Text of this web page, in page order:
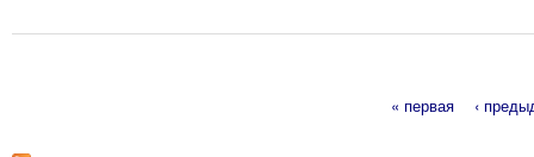
Страницы
« первая ‹